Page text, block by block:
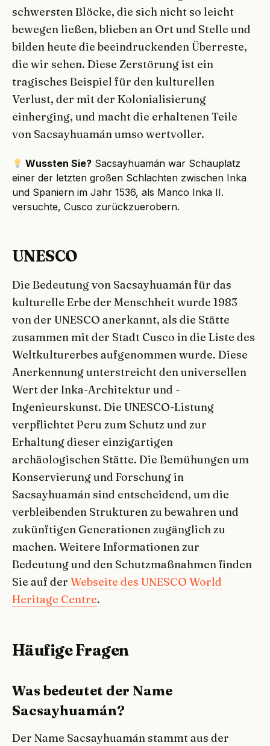
schwersten Blöcke, die sich nicht so leicht
bewegen ließen, blieben an Ort und Stelle und
bilden heute die beeindruckenden Überreste,
die wir sehen. Diese Zerstörung ist ein
tragisches Beispiel für den kulturellen
Verlust, der mit der Kolonialisierung
einherging, und macht die erhaltenen Teile
von Sacsayhuamán umso wertvoller.
Wussten Sie? Sacsayhuamán war Schauplatz
einer der letzten großen Schlachten zwischen Inka
und Spaniern im Jahr 1536, als Manco Inka II.
versuchte, Cusco zurückzuerobern.
UNESCO
Die Bedeutung von Sacsayhuamán für das
kulturelle Erbe der Menschheit wurde 1983
von der UNESCO anerkannt, als die Stätte
zusammen mit der Stadt Cusco in die Liste des
Weltkulturerbes aufgenommen wurde. Diese
Anerkennung unterstreicht den universellen
Wert der Inka-Architektur und -
Ingenieurskunst. Die UNESCO-Listung
verpflichtet Peru zum Schutz und zur
Erhaltung dieser einzigartigen
archäologischen Stätte. Die Bemühungen um
Konservierung und Forschung in
Sacsayhuamán sind entscheidend, um die
verbleibenden Strukturen zu bewahren und
zukünftigen Generationen zugänglich zu
machen. Weitere Informationen zur
Bedeutung und den Schutzmaßnahmen finden
Sie auf der Webseite des UNESCO World
Heritage Centre.
Häufige Fragen
Was bedeutet der Name
Sacsayhuamán?
Der Name Sacsayhuamán stammt aus der